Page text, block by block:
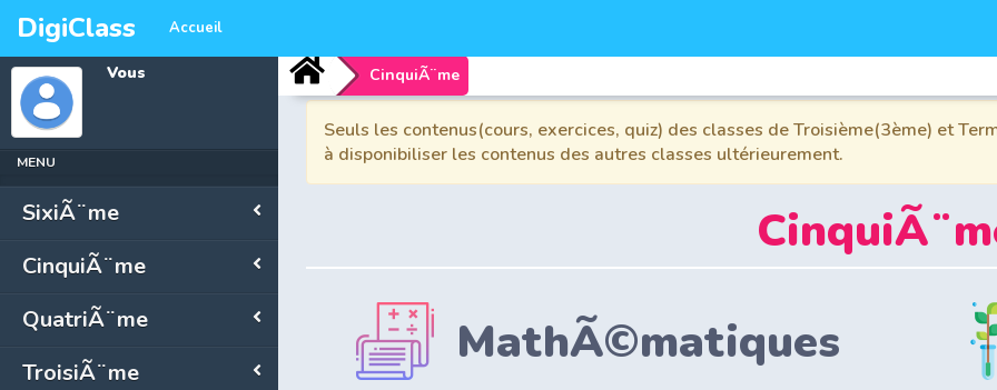
DigiClass Accueil
Vous
MENU
SixiÃ¨me
CinquiÃ¨me
QuatriÃ¨me
TroisiÃ¨me
CinquiÃ¨me
Seuls les contenus(cours, exercices, quiz) des classes de Troisième(3ème) et
à disponibiliser les contenus des autres classes ultérieurement.
MathÃ©matiques